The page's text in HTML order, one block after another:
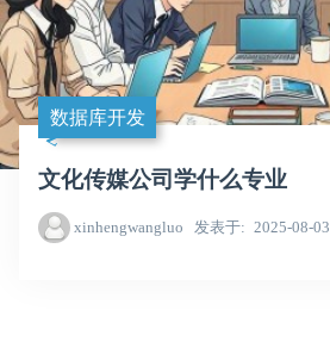
数据库开发
文化传媒公司学什么专业
xinhengwangluo 发表于 2025-08-03